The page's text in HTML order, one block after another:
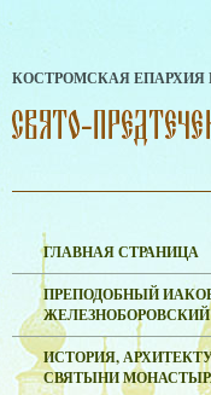
КОСТРОМСКАЯ ЕПАРХИЯ
ГЛАВНАЯ СТРАНИЦА
ПРЕПОДОБНЫЙ
ЖЕЛЕЗНОБОРОВСКИЙ
ИСТОРИЯ,
СВЯТЫНИ